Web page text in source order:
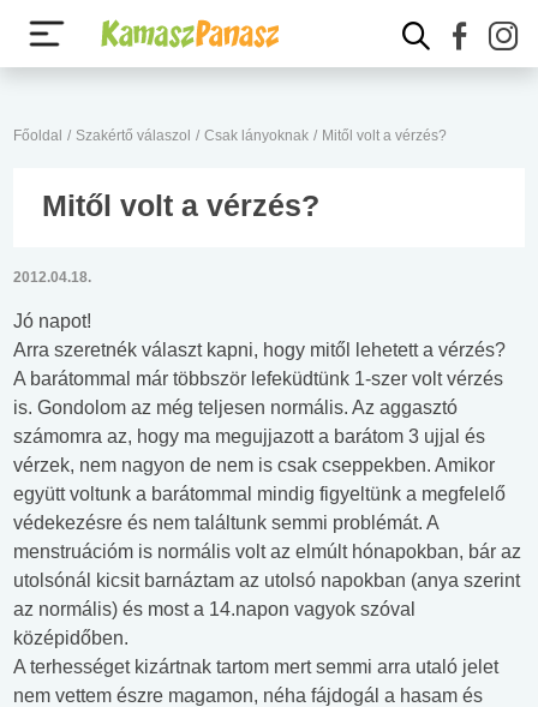
Főoldal / Szakértő válaszol / Csak lányoknak / Mitől volt a vérzés?
Mitől volt a vérzés?
2012.04.18.
Jó napot!
Arra szeretnék választ kapni, hogy mitől lehetett a vérzés?
A barátommal már többször lefeküdtünk 1-szer volt vérzés
is. Gondolom az még teljesen normális. Az aggasztó
számomra az, hogy ma megujjazott a barátom 3 ujjal és
vérzek, nem nagyon de nem is csak cseppekben. Amikor
együtt voltunk a barátommal mindig figyeltünk a megfelelő
védekezésre és nem találtunk semmi problémát. A
menstruációm is normális volt az elmúlt hónapokban, bár az
utolsónál kicsit barnáztam az utolsó napokban (anya szerint
az normális) és most a 14.napon vagyok szóval
középidőben.
A terhességet kizártnak tartom mert semmi arra utaló jelet
nem vettem észre magamon, néha fájdogál a hasam és